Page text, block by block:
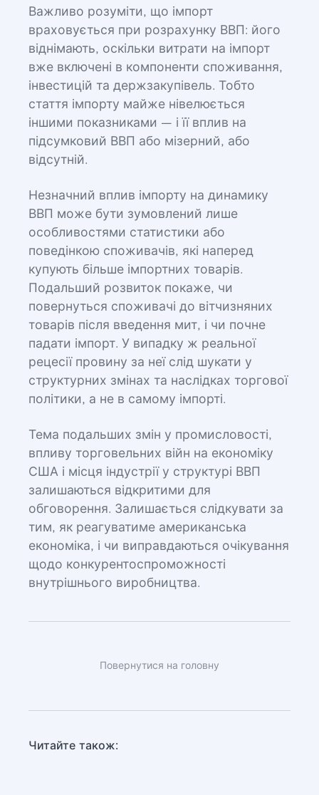
Важливо розуміти, що імпорт
враховується при розрахунку ВВП: його
віднімають, оскільки витрати на імпорт
вже включені в компоненти споживання,
інвестицій та держзакупівель. Тобто
стаття імпорту майже нівелюється
іншими показниками — і її вплив на
підсумковий ВВП або мізерний, або
відсутній.
Незначний вплив імпорту на динамику
ВВП може бути зумовлений лише
особливостями статистики або
поведінкою споживачів, які наперед
купують більше імпортних товарів.
Подальший розвиток покаже, чи
повернуться споживачі до вітчизняних
товарів після введення мит, і чи почне
падати імпорт. У випадку ж реальної
рецесії провину за неї слід шукати у
структурних змінах та наслідках торгової
політики, а не в самому імпорті.
Тема подальших змін у промисловості,
впливу торговельних війн на економіку
США і місця індустрії у структурі ВВП
залишаються відкритими для
обговорення. Залишається слідкувати за
тим, як реагуватиме американська
економіка, і чи виправдаються очікування
щодо конкурентоспроможності
внутрішнього виробництва.
Повернутися на головну
Читайте також: